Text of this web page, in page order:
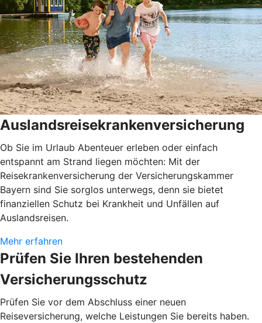
Auslandsreisekrankenversicherung
Ob Sie im Urlaub Abenteuer erleben oder einfach
entspannt am Strand liegen möchten: Mit der
Reisekrankenversicherung der Versicherungskammer
Bayern sind Sie sorglos unterwegs, denn sie bietet
finanziellen Schutz bei Krankheit und Unfällen auf
Auslandsreisen.
Mehr erfahren
Prüfen Sie Ihren bestehenden
Versicherungsschutz
Prüfen Sie vor dem Abschluss einer neuen
Reiseversicherung, welche Leistungen Sie bereits haben.